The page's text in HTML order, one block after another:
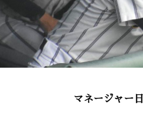
マネージャー